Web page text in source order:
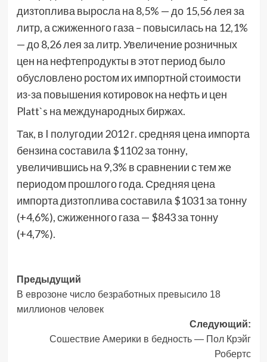
дизтоплива выросла на 8,5% — до 15,56 лея за
литр, а сжиженного газа – повысилась на 12,1%
— до 8,26 лея за литр. Увеличение розничных
цен на нефтепродукты в этот период было
обусловлено ростом их импортной стоимости
из-за повышения котировок на нефть и цен
Platt`s на международных биржах.
Так, в I полугодии 2012 г. средняя цена импорта
бензина составила $1102 за тонну,
увеличившись на 9,3% в сравнении с тем же
периодом прошлого года. Средняя цена
импорта дизтоплива составила $1031 за тонну
(+4,6%), сжиженного газа — $843 за тонну
(+4,7%).
Навигация
записи
Предыдущий
В еврозоне число безработных превысило 18
миллионов человек
Следующий:
Сошествие Америки в бедность — Пол Крэйг
Робертс